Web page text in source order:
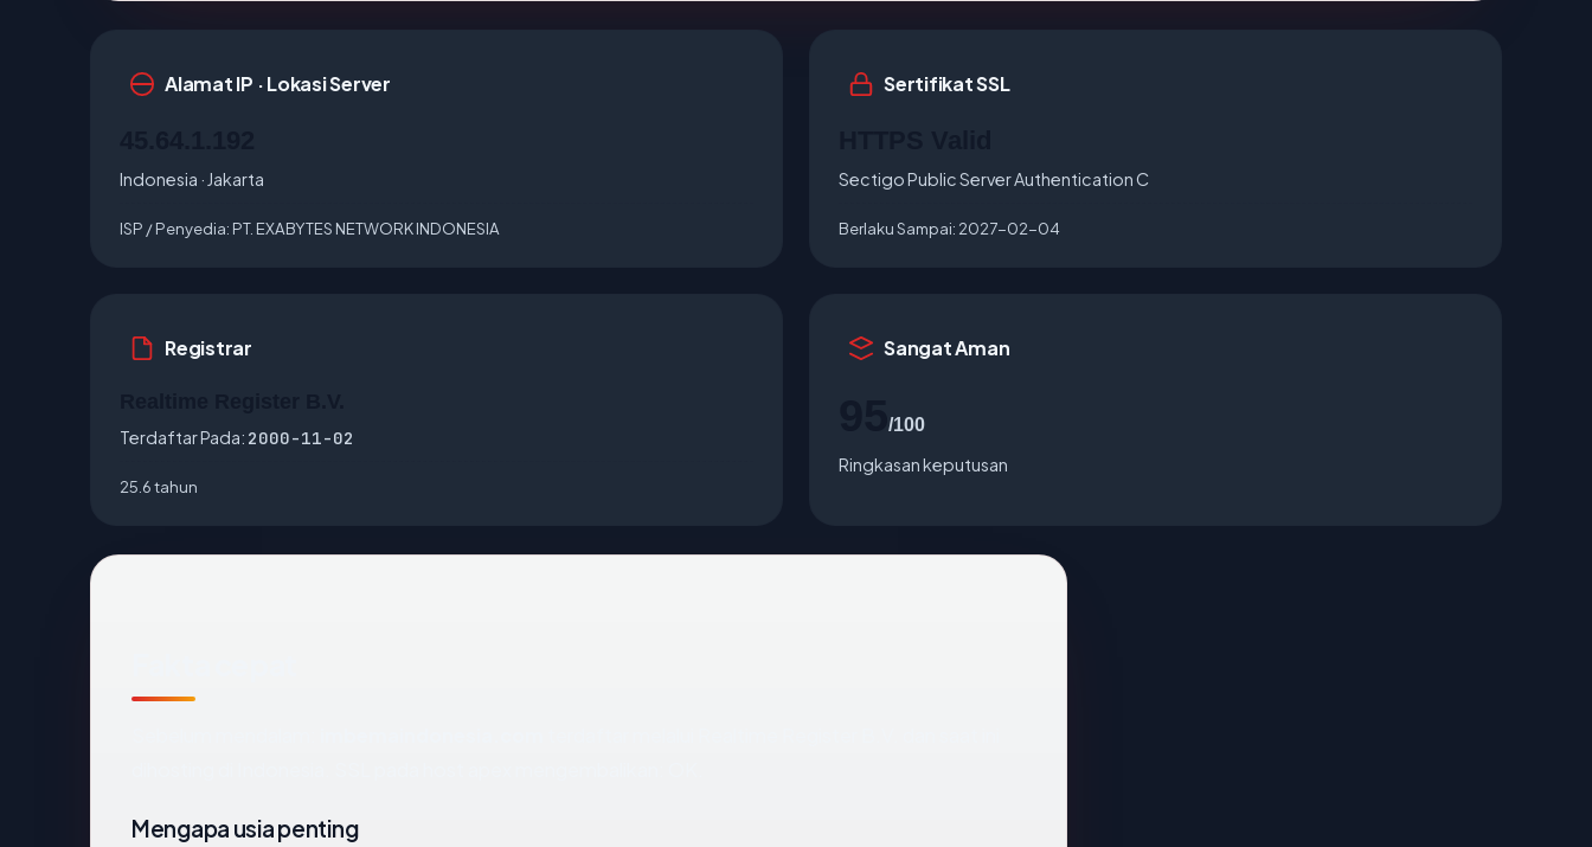
Alamat IP · Lokasi Server
Indonesia · Jakarta
ISP / Penyedia: PT. EXABYTES NETWORK INDONESIA
Sertifikat SSL
Sectigo Public Server Authentication C
Berlaku Sampai: 2027-02-04
Registrar
Terdaftar Pada: 2000-11-02
25.6 tahun
Sangat Aman
/100
Ringkasan keputusan
Mengapa usia penting